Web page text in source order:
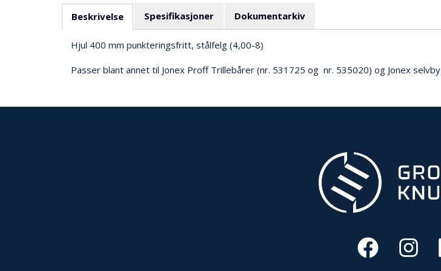
Beskrivelse Spesifikasjoner Dokumentarkiv
Hjul 400 mm punkteringsfritt, stålfelg (4,00-8)
Passer blant annet til Jonex Proff Trillebårer (nr. 531725 og nr. 535020) og Jonex